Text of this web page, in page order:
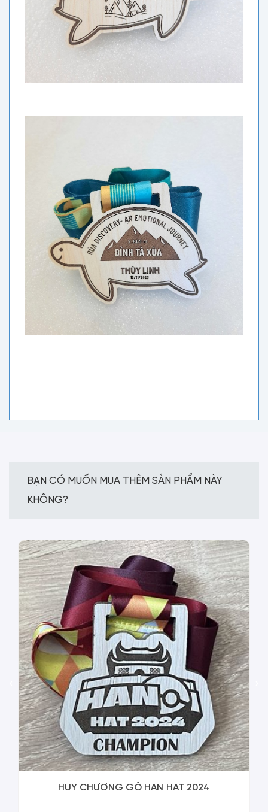
BẠN CÓ MUỐN MUA THÊM SẢN PHẨM NÀY
KHÔNG?
HUY CHƯƠNG GỖ HAN HAT 2024